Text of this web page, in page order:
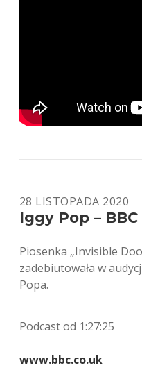
28 LISTOPADA 2020
Iggy Pop –
Piosenka „Invisible
zadebiutowała w
Popa.
Podcast od 1:27:25
www.bbc.co.uk